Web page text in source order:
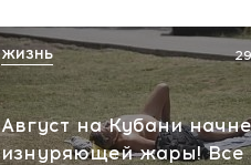
Август на Кубани
изнуряющей жары! Все
ЖИЗНЬ